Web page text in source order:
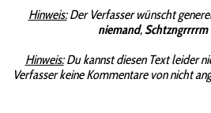
Hinweis:Der Verfasser wünscht
niemand, Schtzngrrrrm
Hinweis:Du kannst diesen Text leider
Verfasser keine Kommentare von nicht